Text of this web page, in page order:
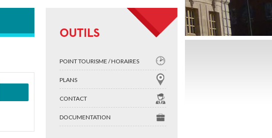
OUTILS
POINT TOURISME / HORAIRES
PLANS
CONTACT
DOCUMENTATION